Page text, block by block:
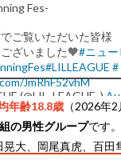
Fes-
ご覧いただいた皆様
ざいました🧡#ニュ
#LILLEAGUE #
JmRhF52vhM
(@LIL_LEAGUE_)
年齢18.8歳 （2026年
の男性グループです
大、岡尾真虎、百田